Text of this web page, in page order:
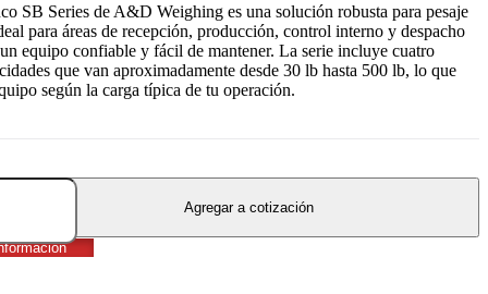
SB Series de A&D Weighing es una solución robusta para pesaje
para áreas de recepción, producción, control interno y despacho
equipo confiable y fácil de mantener. La serie incluye cuatro
que van aproximadamente desde 30 lb hasta 500 lb, lo que
según la carga típica de tu operación.
Agregar a cotización